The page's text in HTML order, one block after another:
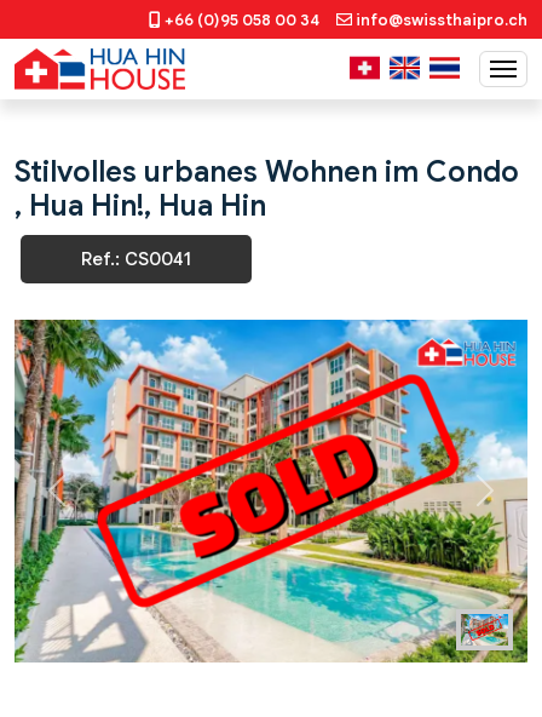
+66 (0)95 058 00 34 info@swissthaipro.ch
Stilvolles urbanes Wohnen im Condo
, Hua Hin!, Hua Hin
Ref.: CS0041
Previous Next